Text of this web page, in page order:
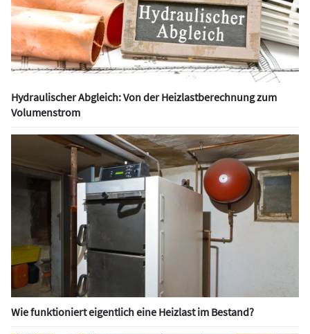
Hydraulischer Abgleich: Von der Heizlastberechnung zum
Volumenstrom
Wie funktioniert eigentlich eine Heizlast im Bestand?